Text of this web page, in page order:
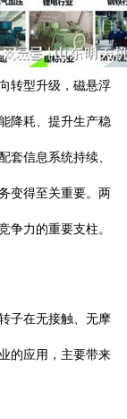
转型升级，磁悬浮
降耗、提升生产稳
套信息系统持续、
变得至关重要。两
争力的重要支柱。
子在无接触、无摩
的应用，主要带来